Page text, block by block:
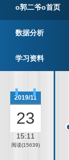
o郭二爷o首页
数据分析
学习资料
2019/11
23
15:11
阅读(15639)